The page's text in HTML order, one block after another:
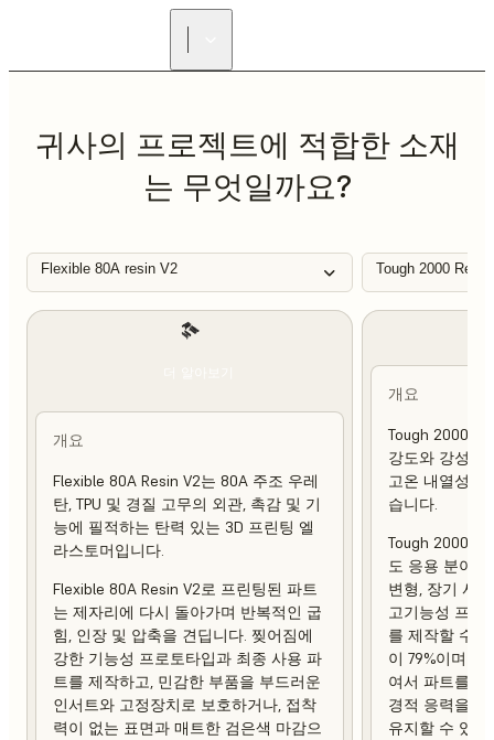
귀사의 프로젝트에 적합한 소재
는 무엇일까요?
Flexible 80A resin V2 Tough 2000
개요
Flexible 80A Resin V2는 80A 주조 우레
탄, TPU 및 경질 고무의 외관, 촉감 및 기
능에 필적하는 탄력 있는 3D 프린팅 엘
라스토머입니다.
Flexible 80A Resin V2로 프린팅된 파트
는 제자리에 다시 돌아가며 반복적인 굽
힘, 인장 및 압축을 견딥니다. 찢어짐에
강한 기능성 프로토타입과 최종 사용 파
트를 제작하고, 민감한 부품을 부드러운
인서트와 고정장치로 보호하거나, 접착
력이 없는 표면과 매트한 검은색 마감으
개요
Tough 2000
강도와 강성이
고온 내열성
습니다.
Tough 2000
도 응용 분야
변형, 장기 사
고기능성 프로
를 제작할 수
이 79%이며 열
여서 파트를
경적 응력을
유지할 수 있